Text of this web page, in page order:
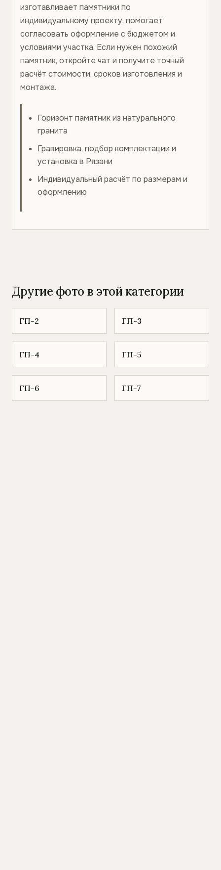
изготавливает памятники по
индивидуальному проекту, помогает
согласовать оформление с бюджетом и
условиями участка. Если нужен похожий
памятник, откройте чат и получите точный
расчёт стоимости, сроков изготовления и
монтажа.
Горизонт памятник из натурального
гранита
Гравировка, подбор комплектации и
установка в Рязани
Индивидуальный расчёт по размерам и
оформлению
Другие фото в этой категории
ГП-2 ГП-3
ГП-4 ГП-5
ГП-6 ГП-7